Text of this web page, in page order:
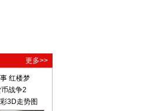
更多>>
红楼梦
战争2
3D走势图